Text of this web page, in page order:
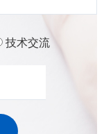
技术交流